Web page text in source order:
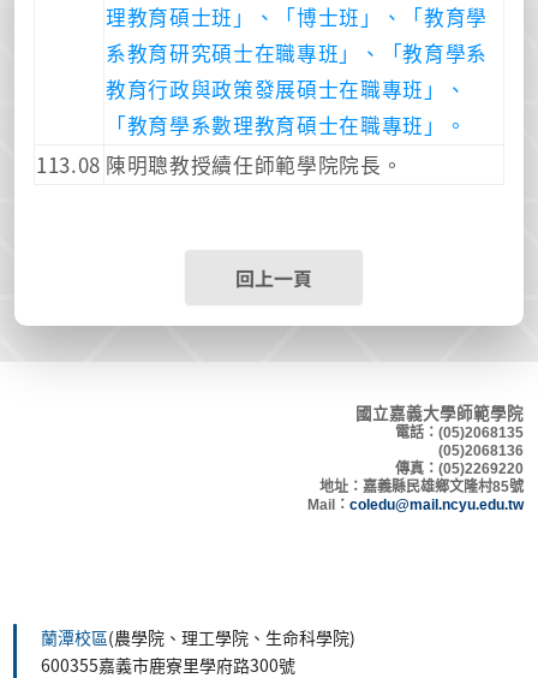
理教育碩士班」、「博士班」、「教育學
系教育研究碩士在職專班」、「教育學系
教育行政與政策發展碩士在職專班」、
「教育學系數理教育碩士在職專班」。
113.08 陳明聰教授續任師範學院院長。
回上一頁
國立嘉義大學師範學院
電話：(05)2068135
(05)2068136
傳真：(05)2269220
地址：嘉義縣民雄鄉文隆村85號
Mail： coledu@mail.ncyu.edu.tw
蘭潭校區(農學院、理工學院、生命科學院)
600355嘉義市鹿寮里學府路300號